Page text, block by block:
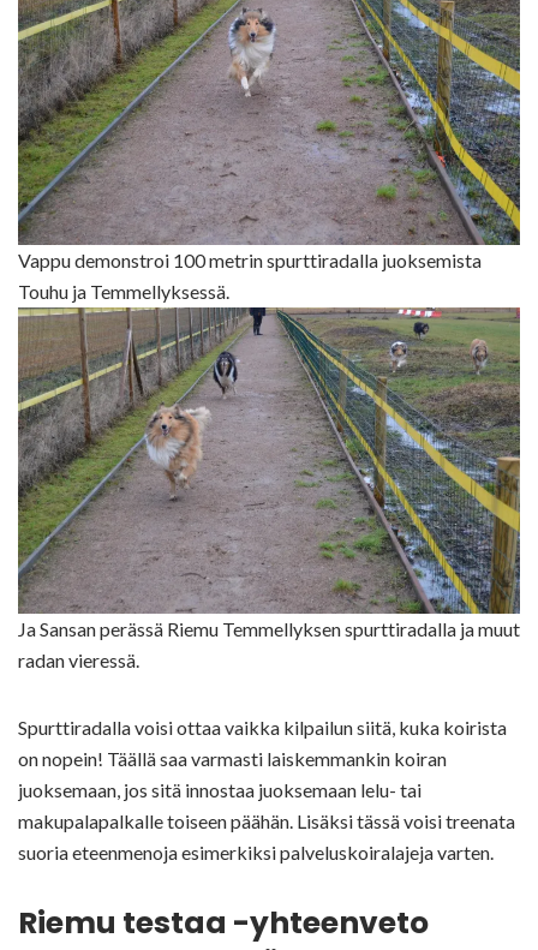
Vappu demonstroi 100 metrin spurttiradalla juoksemista
Touhu ja Temmellyksessä.
Ja Sansan perässä Riemu Temmellyksen spurttiradalla ja muut
radan vieressä.
Spurttiradalla voisi ottaa vaikka kilpailun siitä, kuka koirista
on nopein! Täällä saa varmasti laiskemmankin koiran
juoksemaan, jos sitä innostaa juoksemaan lelu- tai
makupalapalkalle toiseen päähän. Lisäksi tässä voisi treenata
suoria eteenmenoja esimerkiksi palveluskoiralajeja varten.
Riemu testaa -yhteenveto